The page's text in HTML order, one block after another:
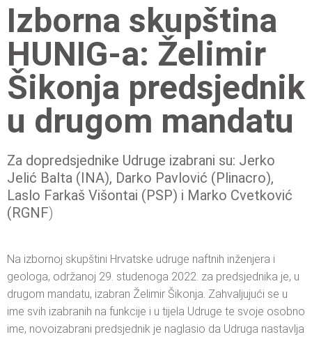
Izborna skupština
HUNIG-a: Želimir
Šikonja predsjednik
u drugom mandatu
Za dopredsjednike Udruge izabrani su: Jerko
Jelić Balta (INA), Darko Pavlović (Plinacro),
Laslo Farkaš Višontai (PSP) i Marko Cvetković
(RGNF)
Na izbornoj skupštini Hrvatske udruge naftnih inženjera i
geologa, održanoj 29. studenoga 2022. za predsjednika je, u
drugom mandatu, izabran Želimir Šikonja. Zahvaljujući se u
ime svih izabranih na funkcije i u tijela Udruge te svoje osobno
ime, novoizabrani predsjednik je naglasio da Udruga nastavlja